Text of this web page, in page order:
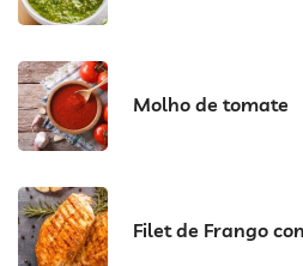
Molho de tomate
Filet de Frango